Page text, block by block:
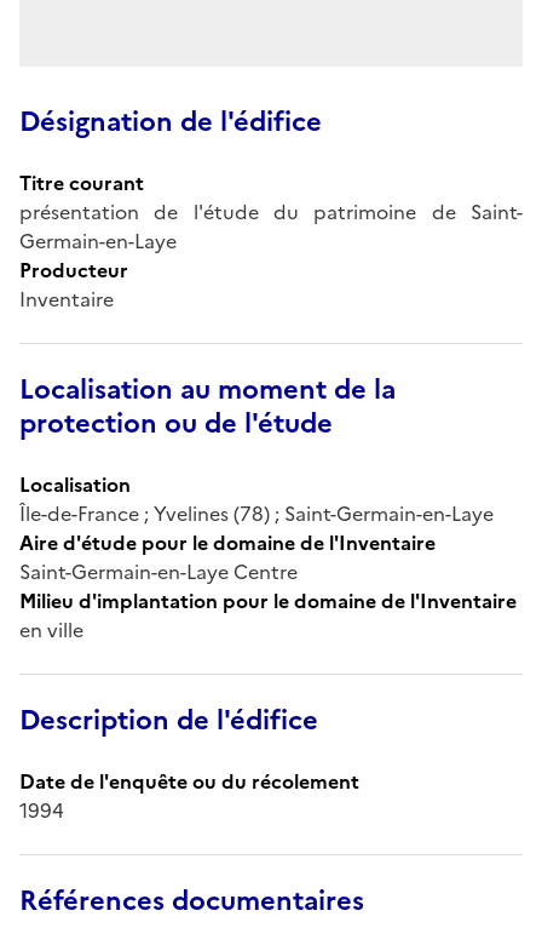
Désignation de l'édifice
Titre courant
présentation de l'étude du patrimoine de Saint-
Germain-en-Laye
Producteur
Inventaire
Localisation au moment de la
protection ou de l'étude
Localisation
Île-de-France ; Yvelines (78) ; Saint-Germain-en-Laye
Aire d'étude pour le domaine de l'Inventaire
Saint-Germain-en-Laye Centre
Milieu d'implantation pour le domaine de l'Inventaire
en ville
Description de l'édifice
Date de l'enquête ou du récolement
1994
Références documentaires